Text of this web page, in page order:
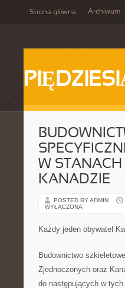
Strona główna Archiwum
W
KANADZIE
POSTED BY ADMIN
WYŁĄCZONA
Każdy jeden obywatel
Budownictwo
Zjednoczonych oraz
do następujących w